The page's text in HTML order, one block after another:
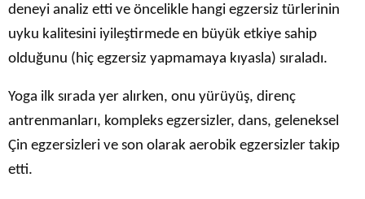
deneyi analiz etti ve öncelikle hangi egzersiz türlerinin
uyku kalitesini iyileştirmede en büyük etkiye sahip
olduğunu (hiç egzersiz yapmamaya kıyasla) sıraladı.
Yoga ilk sırada yer alırken, onu yürüyüş, direnç
antrenmanları, kompleks egzersizler, dans, geleneksel
Çin egzersizleri ve son olarak aerobik egzersizler takip
etti.